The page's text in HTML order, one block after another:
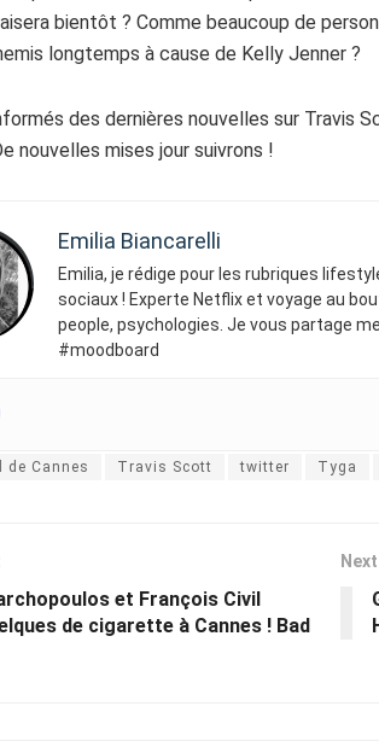
bientôt ? Comme beaucoup de
longtemps à cause de Kelly Jenner ?
des dernières nouvelles sur Travis
nouvelles mises jour suivrons !
Emilia Biancarelli
Emilia, je rédige pour les rubriques
sociaux ! Experte Netflix et voyage au
people, psychologies. Je vous partage
#moodboard
de Cannes Travis Scott twitter Tyga
et François Civil
de cigarette à Cannes ! Bad